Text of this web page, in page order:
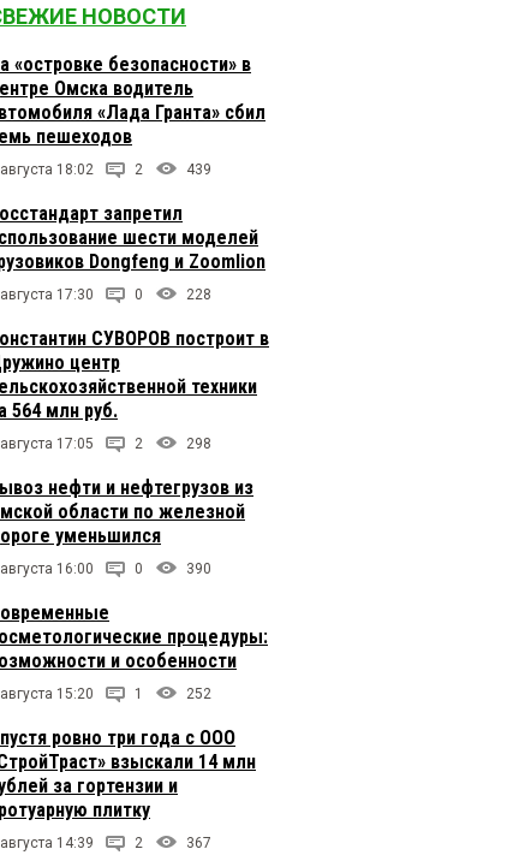
НОВОСТИ
«островке безопасности» в
Омска водитель
«Лада Гранта» сбил
пешеходов
18:02 2 439
запретил
шести моделей
Dongfeng и Zoomlion
17:30 0 228
СУВОРОВ построит в
центр
техники
564 млн руб.
17:05 2 298
нефти и нефтегрузов из
области по железной
уменьшился
16:00 0 390
процедуры:
и особенности
15:20 1 252
ровно три года с ООО
взыскали 14 млн
за гортензии и
плитку
14:39 2 367